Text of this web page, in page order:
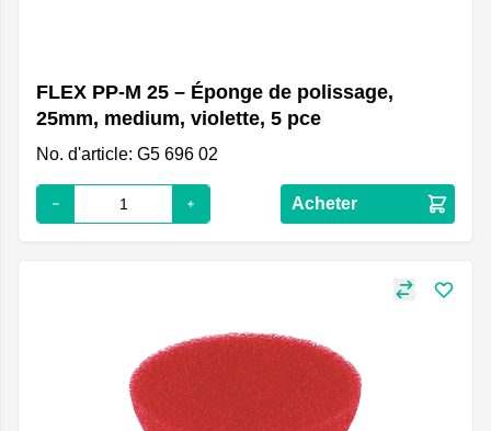
FLEX PP-M 25 – Éponge de polissage,
25mm, medium, violette, 5 pce
No. d'article: G5 696 02
Acheter